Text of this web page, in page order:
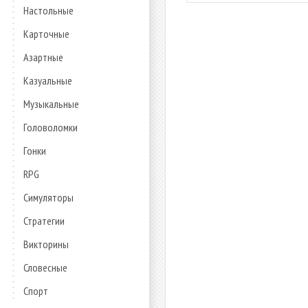
Настольные
Карточные
Азартные
Казуальные
Музыкальные
Головоломки
Гонки
RPG
Симуляторы
Стратегии
Викторины
Словесные
Спорт